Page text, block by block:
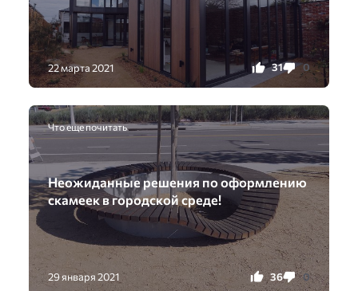
22 марта 2021 31 0
Что еще почитать
Неожиданные решения по оформлению
скамеек в городской среде!
29 января 2021 36 0